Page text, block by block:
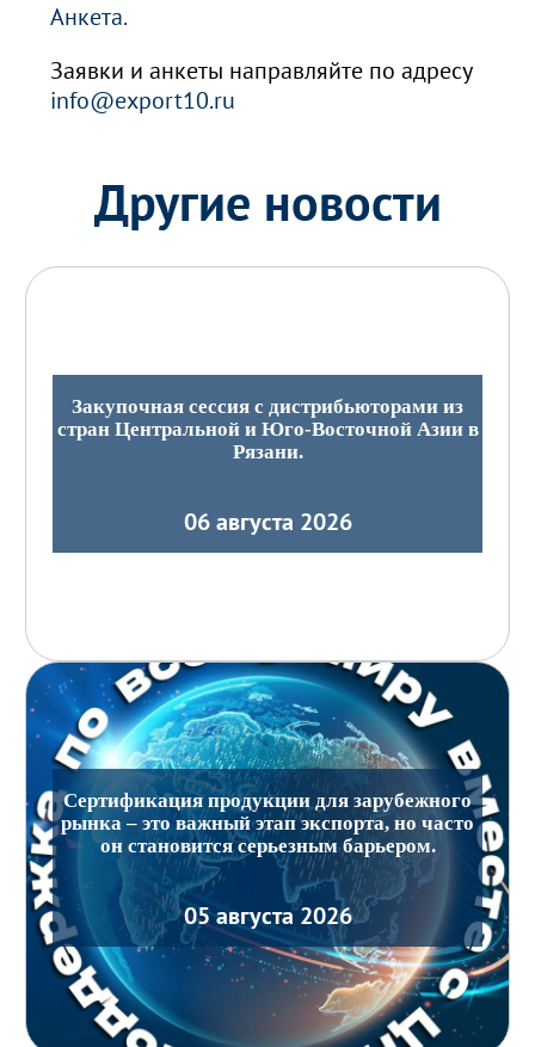
Анкета.
Заявки и анкеты направляйте по адресу
info@export10.ru
Другие новости
Закупочная сессия с дистрибьюторами из
стран Центральной и Юго-Восточной Азии в
Рязани.
06 августа 2026
Сертификация продукции для зарубежного
рынка – это важный этап экспорта, но часто
он становится серьезным барьером.
05 августа 2026